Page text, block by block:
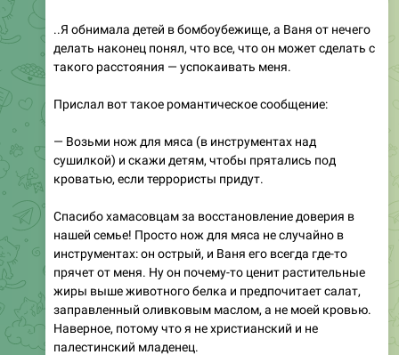
..Я обнимала детей в бомбоубежище, а Ваня от нечего
делать наконец понял, что все, что он может сделать с
такого расстояния — успокаивать меня.
Прислал вот такое романтическое сообщение:
— Возьми нож для мяса (в инструментах над
сушилкой) и скажи детям, чтобы прятались под
кроватью, если террористы придут.
Спасибо хамасовцам за восстановление доверия в
нашей семье! Просто нож для мяса не случайно в
инструментах: он острый, и Ваня его всегда где-то
прячет от меня. Ну он почему-то ценит растительные
жиры выше животного белка и предпочитает салат,
заправленный оливковым маслом, а не моей кровью.
Наверное, потому что я не христианский и не
палестинский младенец.